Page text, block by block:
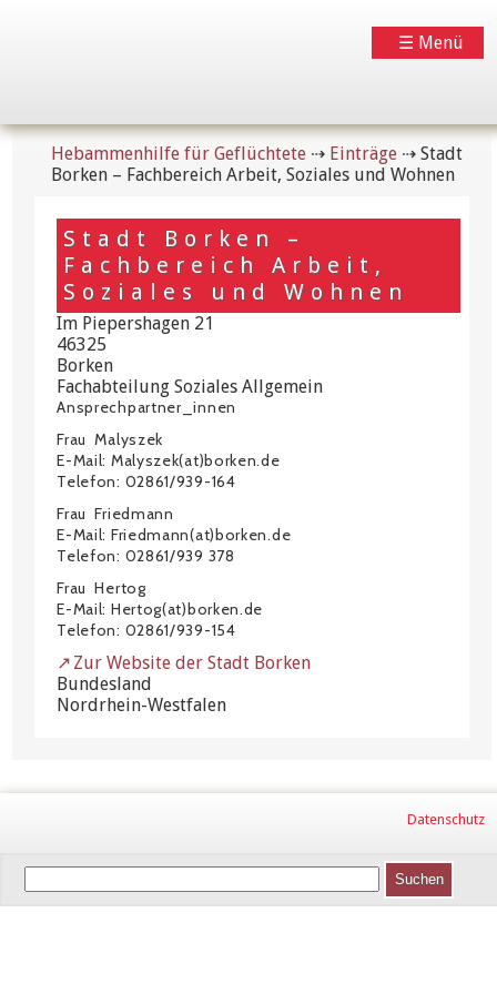
☰ Menü
Hebammenhilfe für Geflüchtete ⇢ Einträge ⇢Stadt
Borken – Fachbereich Arbeit, Soziales und Wohnen
Stadt Borken –
Fachbereich Arbeit,
Soziales und Wohnen
Im Piepershagen 21
46325
Borken
Fachabteilung Soziales Allgemein
Ansprechpartner_innen
Frau Malyszek
E-Mail: Malyszek(at)borken.de
Telefon: 02861/939-164
Frau Friedmann
E-Mail: Friedmann(at)borken.de
Telefon: 02861/939 378
Frau Hertog
E-Mail: Hertog(at)borken.de
Telefon: 02861/939-154
Zur Website der Stadt Borken
Bundesland
Nordrhein-Westfalen
Datenschutz